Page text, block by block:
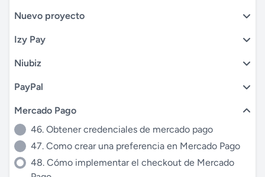
Nuevo proyecto
Izy Pay
Niubiz
PayPal
Mercado Pago
46. Obtener credenciales de mercado pago
47. Como crear una preferencia en Mercado Pago
48. Cómo implementar el checkout de Mercado